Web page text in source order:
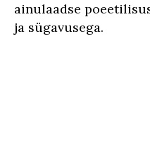
ainulaadse
ja sügavusega.